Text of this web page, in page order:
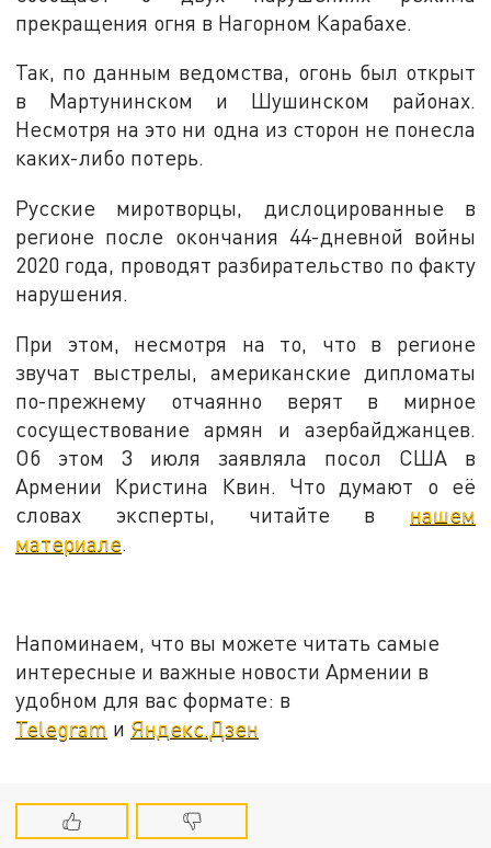
прекращения огня в Нагорном Карабахе.
Так, по данным ведомства, огонь был открыт
в Мартунинском и Шушинском районах.
Несмотря на это ни одна из сторон не понесла
каких-либо потерь.
Русские миротворцы, дислоцированные в
регионе после окончания 44-дневной войны
2020 года, проводят разбирательство по факту
нарушения.
При этом, несмотря на то, что в регионе
звучат выстрелы, американские дипломаты
по-прежнему отчаянно верят в мирное
сосуществование армян и азербайджанцев.
Об этом 3 июля заявляла посол США в
Армении Кристина Квин. Что думают о её
словах эксперты, читайте в нашем
материале.
Напоминаем, что вы можете читать самые
интересные и важные новости Армении в
удобном для вас формате: в
Telegram и Яндекс.Дзен